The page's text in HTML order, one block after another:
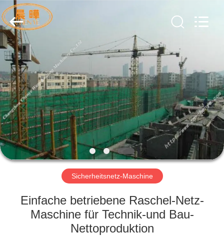
ZUHAUSE
PRODUKTE
WIR
ÜBER
UNS
WERKSFÜHRUNG
QUALITÄTSKONTROLLE
Knitting
Machinery
Co.,
Ltd.
Leave
Messages.
Rights
Reserved.
Sicherheitsnetz-Maschine
Einfache betriebene Raschel-Netz-
Maschine für Technik-und Bau-
Nettoproduktion